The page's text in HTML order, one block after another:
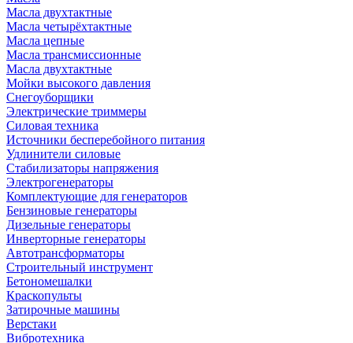
Масла двухтактные
Масла четырёхтактные
Масла цепные
Масла трансмиссионные
Масла двухтактные
Мойки высокого давления
Снегоуборщики
Электрические триммеры
Силовая техника
Источники бесперебойного питания
Удлинители силовые
Стабилизаторы напряжения
Электрогенераторы
Комплектующие для генераторов
Бензиновые генераторы
Дизельные генераторы
Инверторные генераторы
Автотрансформаторы
Строительный инструмент
Бетономешалки
Краскопульты
Затирочные машины
Верстаки
Вибротехника